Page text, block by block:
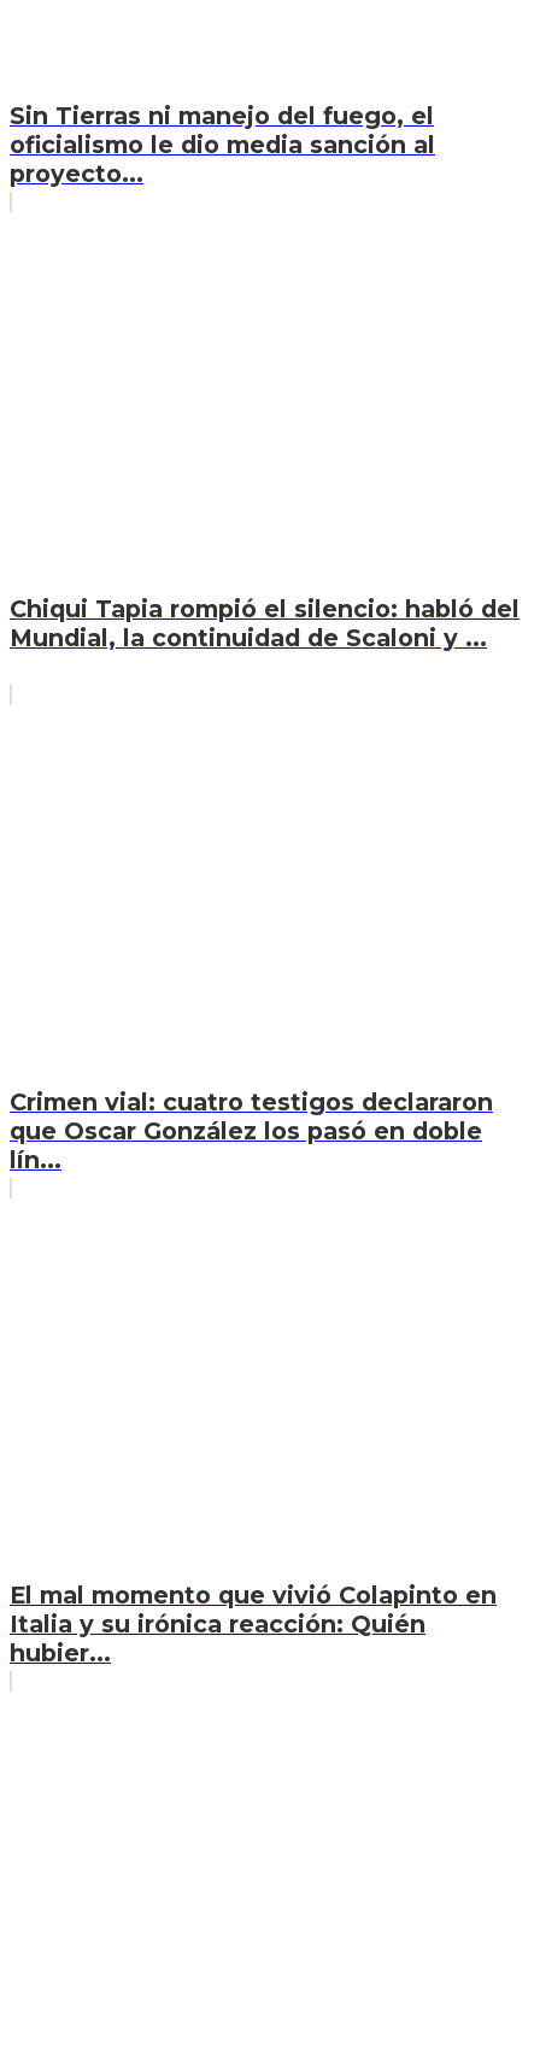
Sin Tierras ni manejo del fuego, el
oficialismo le dio media sanción al
proyecto...
Chiqui Tapia rompió el silencio: habló del
Mundial, la continuidad de Scaloni y ...
Crimen vial: cuatro testigos declararon
que Oscar González los pasó en doble
lín...
El mal momento que vivió Colapinto en
Italia y su irónica reacción: Quién
hubier...